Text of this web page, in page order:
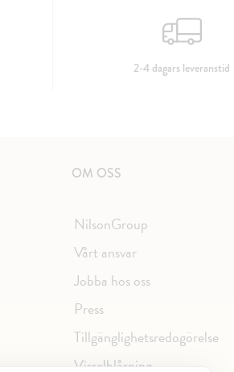
2-4 dagars leveranstid
OM OSS
NilsonGroup
Vårt ansvar
Jobba hos oss
Press
Tillgänglighetsredogörelse
Visselblåsning